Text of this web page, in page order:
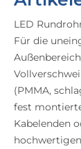
LED
Für die
(PMMA,
fest
Kabelenden